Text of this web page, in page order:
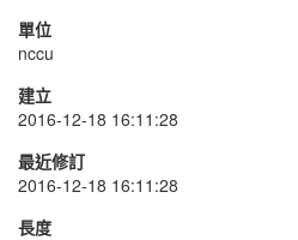
單位
nccu
建立
2016-12-18 16:11:28
最近修訂
2016-12-18 16:11:28
長度